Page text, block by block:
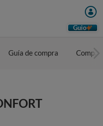
Guio
Guía de compra